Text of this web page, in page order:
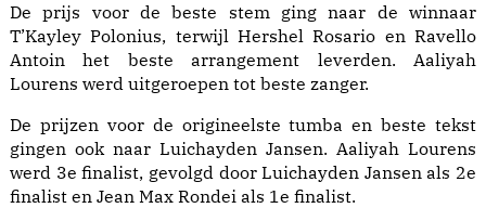
De prijs voor de beste stem ging naar de winnaar
T’Kayley Polonius, terwijl Hershel Rosario en Ravello
Antoin het beste arrangement leverden. Aaliyah
Lourens werd uitgeroepen tot beste zanger.
De prijzen voor de origineelste tumba en beste tekst
gingen ook naar Luichayden Jansen. Aaliyah Lourens
werd 3e finalist, gevolgd door Luichayden Jansen als 2e
finalist en Jean Max Rondei als 1e finalist.